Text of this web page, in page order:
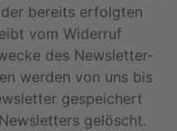
bereits erfolgten
vom Widerruf
des Newsletter-
werden von uns bis
gespeichert
gelöscht.